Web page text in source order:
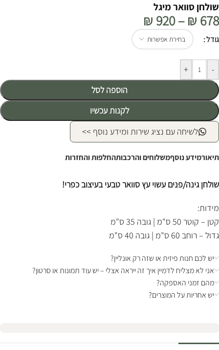
שולחן סוואר מיגל
₪ 678
–
₪ 920
גודל
-
+
הוספה לסל
לקנות עכשיו
Alternative:
לשיחה עם נציג שירות ומידע נוסף >>
תיאורמידע נוסףמשלוחים והרכבותהחלפות והחזרות
שולחן גינה/פנים עשוי עץ סוואר טבעי בעיצוב כפרי!
מידות:
קטן – קוטר 50 ס"מ | גובה 35 ס"מ
גדול – רוחב 60 ס"מ | גובה 40 ס"מ
יש לכם חנות פיזית או שזה רק אונליין?
אני לא מצליח לדמיין איך זה ייראה אצלי – יש עוד תמונות או סרטון?
מהם זמני האספקה?
יש אחריות על המוצרים?